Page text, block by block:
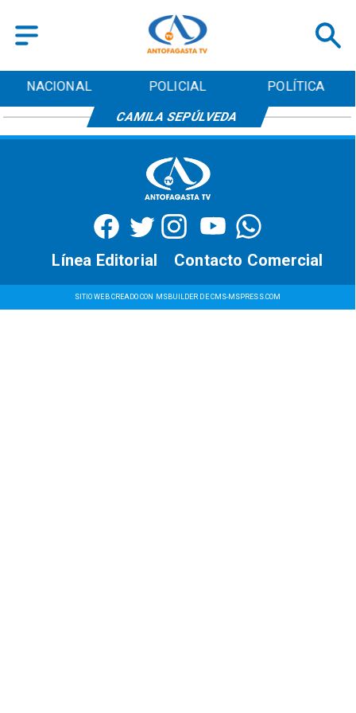
NACIONAL POLICIAL POLÍTICA
CAMILA SEPÚLVEDA
SITIO WEB CREADO CON MSBUILDER DE CMS-MSPRESS.COM
Contacto Comercial
Línea Editorial